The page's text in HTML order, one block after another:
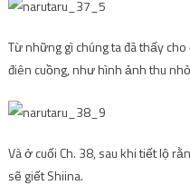
Từ những gì chúng ta đã thấy
điên cuồng, như hình ảnh thu
Và ở cuối Ch. 38, sau khi tiết lộ
sẽ giết Shiina.